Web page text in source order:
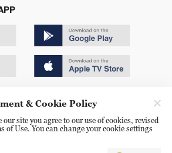
号
& Cookie Policy
site you agree to our use of cookies, revised
of Use. You can change your cookie settings